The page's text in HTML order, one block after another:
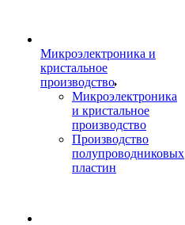
Микроэлектроника и
кристальное
производство
Микроэлектроника
и кристальное
производство
Производство
полупроводниковых
пластин